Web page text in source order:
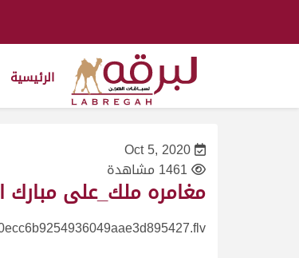
الرئيسية
Oct 5, 2020
1461 مشاهدة
مغامره ملك_على مبارك